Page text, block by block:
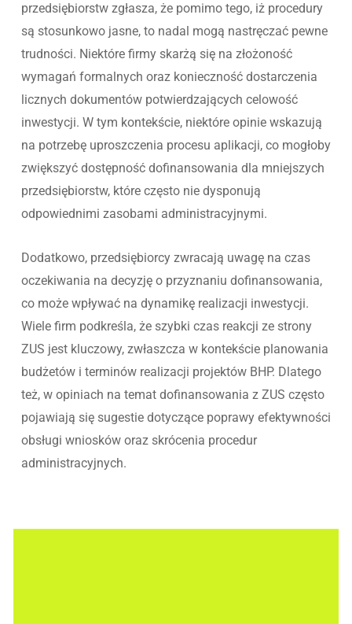
przedsiębiorstw zgłasza, że pomimo tego, iż procedury
są stosunkowo jasne, to nadal mogą nastręczać pewne
trudności. Niektóre firmy skarżą się na złożoność
wymagań formalnych oraz konieczność dostarczenia
licznych dokumentów potwierdzających celowość
inwestycji. W tym kontekście, niektóre opinie wskazują
na potrzebę uproszczenia procesu aplikacji, co mogłoby
zwiększyć dostępność dofinansowania dla mniejszych
przedsiębiorstw, które często nie dysponują
odpowiednimi zasobami administracyjnymi.
Dodatkowo, przedsiębiorcy zwracają uwagę na czas
oczekiwania na decyzję o przyznaniu dofinansowania,
co może wpływać na dynamikę realizacji inwestycji.
Wiele firm podkreśla, że szybki czas reakcji ze strony
ZUS jest kluczowy, zwłaszcza w kontekście planowania
budżetów i terminów realizacji projektów BHP. Dlatego
też, w opiniach na temat dofinansowania z ZUS często
pojawiają się sugestie dotyczące poprawy efektywności
obsługi wniosków oraz skrócenia procedur
administracyjnych.